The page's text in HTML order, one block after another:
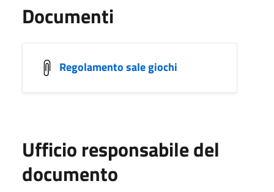
Documenti
Regolamento sale giochi
Ufficio responsabile del
documento